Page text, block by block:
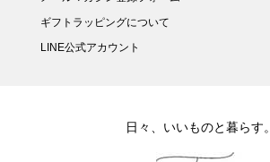
ギフトラッピングについて
LINE公式アカウント
日々、いいものと暮らす。